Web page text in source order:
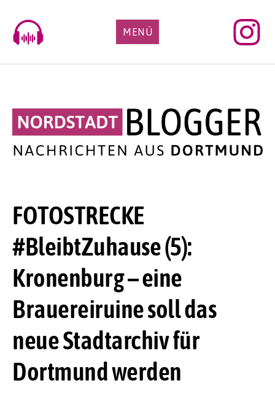
content
MENÜ
FOTOSTRECKE
#BleibtZuhause (5):
Kronenburg – eine
Brauereiruine soll das
neue Stadtarchiv für
Dortmund werden